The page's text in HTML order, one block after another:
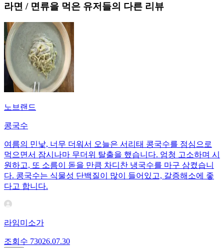
라면 / 면류을 먹은 유저들의 다른 리뷰
노브랜드
콩국수
여름의 민낯, 너무 더워서 오늘은 서리태 콩국수를 점심으로
먹으면서 잠시나마 무더위 탈출을 했습니다. 엄청 고소하며 시
원하고, 또 소름이 돋을 만큼 차디찬 냉국수를 마구 삼켰습니
다. 콩국수는 식물성 단백질이 많이 들어있고, 갈증해소에 좋
다고 합니다.
라임미소가
조회수 73026.07.30